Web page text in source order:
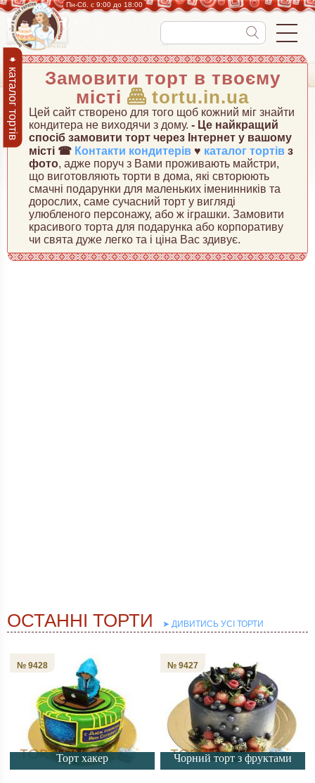
Пн-Cб. с 9:00 до 18:00
Замовити торт в твоєму
місті
tortu.in.ua
Цей сайт створено для того щоб кожний міг знайти
кондитера не виходячи з дому. - Це найкращий
спосіб замовити торт через Інтернет у вашому
місті ☎ Контакти кондитерів ♥ каталог тортів з
фото, адже поруч з Вами проживають майстри,
що виготовляють торти в дома, які свторюють
смачні подарунки для маленьких іменинників та
дорослих, саме сучасний торт у вигляді
улюбленого персонажу, або ж іграшки. Замовити
красивого торта для подарунка або корпоративу
чи свята дуже легко та і ціна Вас здивує.
➤ ДИВИТИСЬ УСІ ТОРТИ
Торт хакер
№ 9428
Чорний торт з фруктами
№ 9427
➧ каталог тортів